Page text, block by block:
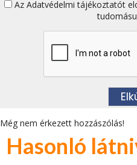
Az Adatvédelmi tájékoztatót
Még nem érkezett hozzászólás!
Hasonló